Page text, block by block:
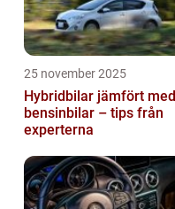
25 november 2025
Hybridbilar jämfört med
bensinbilar – tips från
experterna